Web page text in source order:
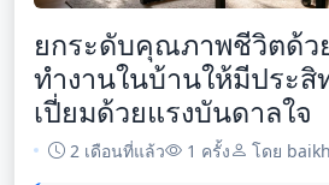
ยกระดับคุณภาพชีวิตด้ว
ทำงานในบ้านให้มีประสิ
เปี่ยมด้วยแรงบันดาลใจ
2 เดือนที่แล้ว 1 ครั้ง โดย